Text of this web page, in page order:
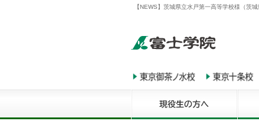
【NEWS】茨城県立水戸第一高等学校様（茨